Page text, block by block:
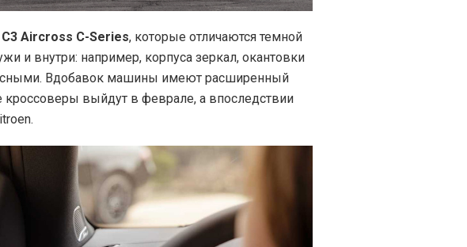
Aircross C-Series, которые отличаются темной
и внутри: например, корпуса зеркал, окантовки
Вдобавок машины имеют расширенный
выйдут в феврале, а впоследствии